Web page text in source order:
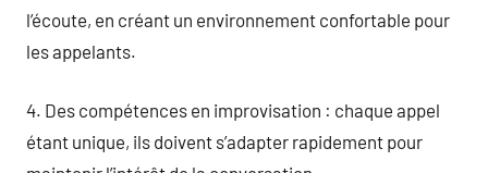
l’écoute, en créant un environnement confortable pour
les appelants.
4. Des compétences en improvisation : chaque appel
étant unique, ils doivent s’adapter rapidement pour